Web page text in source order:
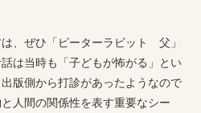
、ぜひ「ピーターラビット 父」
は当時も「子どもが怖がる」とい
版側から打診があったようなので
人間の関係性を表す重要なシー